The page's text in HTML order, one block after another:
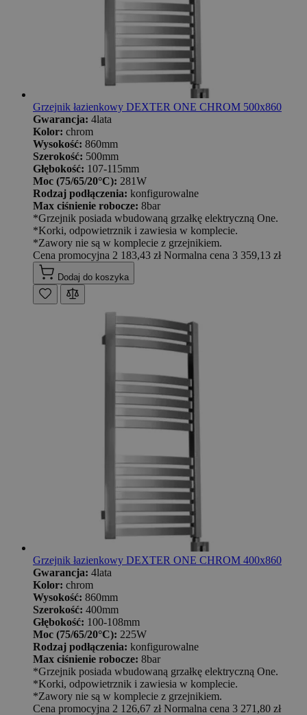
Grzejnik łazienkowy DEXTER ONE CHROM 500x860
Gwarancja: 4lata
Kolor: chrom
Wysokość: 860mm
Szerokość: 500mm
Głębokość: 107-115mm
Moc (75/65/20°C): 281W
Rodzaj podłączenia: konfigurowalne
Max ciśnienie robocze: 8bar
*Grzejnik posiada wbudowaną grzałkę elektryczną One.
*Korki, odpowietrznik i zawiesia w komplecie.
*Zawory nie są w komplecie z grzejnikiem.
Cena promocyjna 2 183,43 zł Normalna cena 3 359,13 zł
Dodaj do koszyka
Grzejnik łazienkowy DEXTER ONE CHROM 400x860
Gwarancja: 4lata
Kolor: chrom
Wysokość: 860mm
Szerokość: 400mm
Głębokość: 100-108mm
Moc (75/65/20°C): 225W
Rodzaj podłączenia: konfigurowalne
Max ciśnienie robocze: 8bar
*Grzejnik posiada wbudowaną grzałkę elektryczną One.
*Korki, odpowietrznik i zawiesia w komplecie.
*Zawory nie są w komplecie z grzejnikiem.
Cena promocyjna 2 126,67 zł Normalna cena 3 271,80 zł